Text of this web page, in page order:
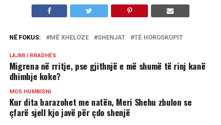
NË FOKUS: MË XHELOZE SHENJAT TË HOROSKOPIT
LAJMI I RRADHËS
Migrena në rritje, pse gjithnjë e më shumë të rinj kanë
dhimbje koke?
MOS HUMBISNI
Kur dita barazohet me natën, Meri Shehu zbulon se
çfarë sjell kjo javë për çdo shenjë